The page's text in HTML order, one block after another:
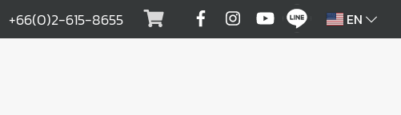
+66(0)2-615-8655 EN